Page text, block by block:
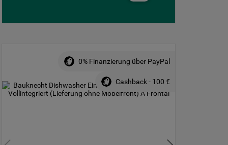
0% Finanzierung über PayPal
Cashback - 100 €